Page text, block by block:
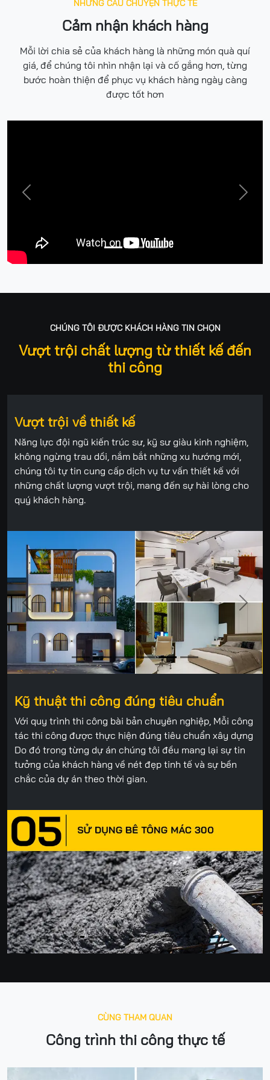
NHỮNG CÂU CHUYỆN THỰC TẾ
Cảm nhận khách hàng
Mỗi lời chia sẻ của khách hàng là những món quà quí
giá, để chúng tôi nhìn nhận lại và cố gắng hơn, từng
bước hoàn thiện để phục vụ khách hàng ngày càng
được tốt hơn
Previous Next
CHÚNG TÔI ĐƯỢC KHÁCH HÀNG TIN CHỌN
Vượt trội chất lượng từ thiết kế đến
thi công
Vượt trội về thiết kế
Năng lực đội ngũ kiến trúc sư, kỹ sư giàu kinh nghiệm,
không ngừng trau dồi, nắm bắt những xu hướng mới,
chúng tôi tự tin cung cấp dịch vụ tư vấn thiết kế với
những chất lượng vượt trội, mang đến sự hài lòng cho
quý khách hàng.
Previous Next
Kỹ thuật thi công đúng tiêu chuẩn
Với quy trình thi công bài bản chuyên nghiệp, Mỗi công
tác thi công được thực hiện đúng tiêu chuẩn xây dựng
Do đó trong từng dự án chúng tôi đều mang lại sự tin
tưởng của khách hàng về nét đẹp tinh tế và sự bền
chắc của dự án theo thời gian.
Previous Next
CÙNG THAM QUAN
Công trình thi công thực tế